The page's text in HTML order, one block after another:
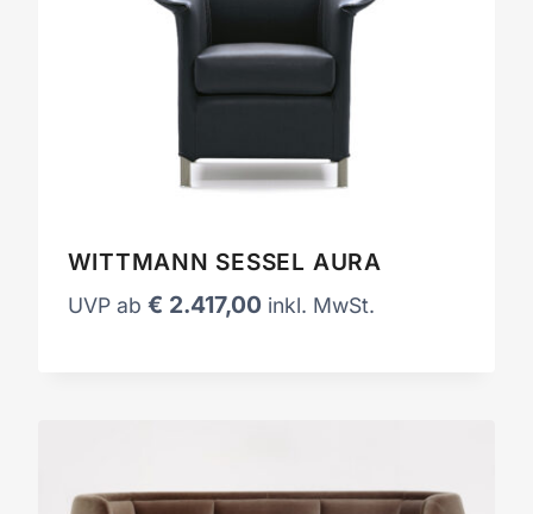
WITTMANN SESSEL AURA
UVP ab € 2.417,00 inkl. MwSt.